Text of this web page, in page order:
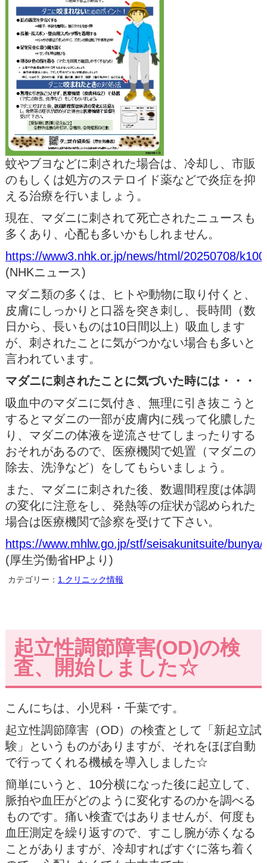
蚊やブヨなどに刺された場合は、冷却し、市販
のもしくは処方のステロイド薬などで炎症を抑
える治療を行いましょう。
現在、マダニに刺されて死亡されたニュースも
多くあり、心配も多いかもしれません。
https://www3.nhk.or.jp/news/html/20250708/
(NHKニュース)
マダニ類の多くは、ヒトや動物に取り付くと、
皮膚にしっかりと口器を突き刺し、長時間（数
日から、長いものは10日間以上）吸血します
が、刺されたことに気がつかない場合も多いと
言われています。
マダニに刺されたことに気づいた時には・・・
吸血中のマダニに気付き、無理に引き抜こうと
するとマダニの一部が皮膚内に残って化膿した
り、マダニの体液を逆流させてしまったりする
おそれがあるので、医療機関で処置（マダニの
除去、洗浄など）をしてもらいましょう。
また、マダニに刺された後、数週間程度は体調
の変化に注意をし、発熱等の症状が認められた
場合は医療機関で診察を受けて下さい。
https://www.mhlw.go.jp/stf/seisakunitsuite/
(厚生労働省HPより)
カテゴリー： 1.クリニック情報
起立性調節障害(OD)の検
査、開始しました☆
こんにちは、小児科・千葉です。
起立性調節障害（OD）の検査として「新起立試
験」というものがありますが、それをほぼ自動
で行ってくれる機械を導入しました☆
簡単にいうと、10分横になった後に起立して、
脈拍や血圧がどのように変化するのかを調べる
ものです。痛い検査ではありませんが、何度も
血圧測定を繰り返すので、すこし腕が赤くなる
ことがありますが、冷却すればすぐに落ち着く